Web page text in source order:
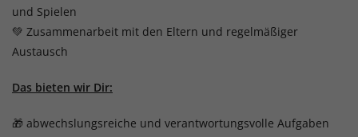
und Spielen
💚 Zusammenarbeit mit den Eltern und regelmäßiger
Austausch
Das bieten wir Dir:
🎁 abwechslungsreiche und verantwortungsvolle Aufgaben